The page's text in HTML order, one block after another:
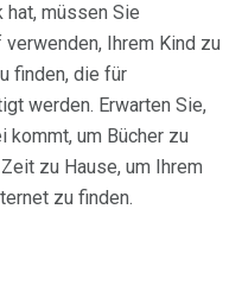
hat, müssen Sie
Ihrem Kind zu
finden, die für
werden. Erwarten Sie,
kommt, um Bücher zu
zu Hause, um Ihrem
zu finden.